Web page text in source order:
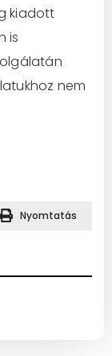
kiadott
is
nem
Nyomtatás